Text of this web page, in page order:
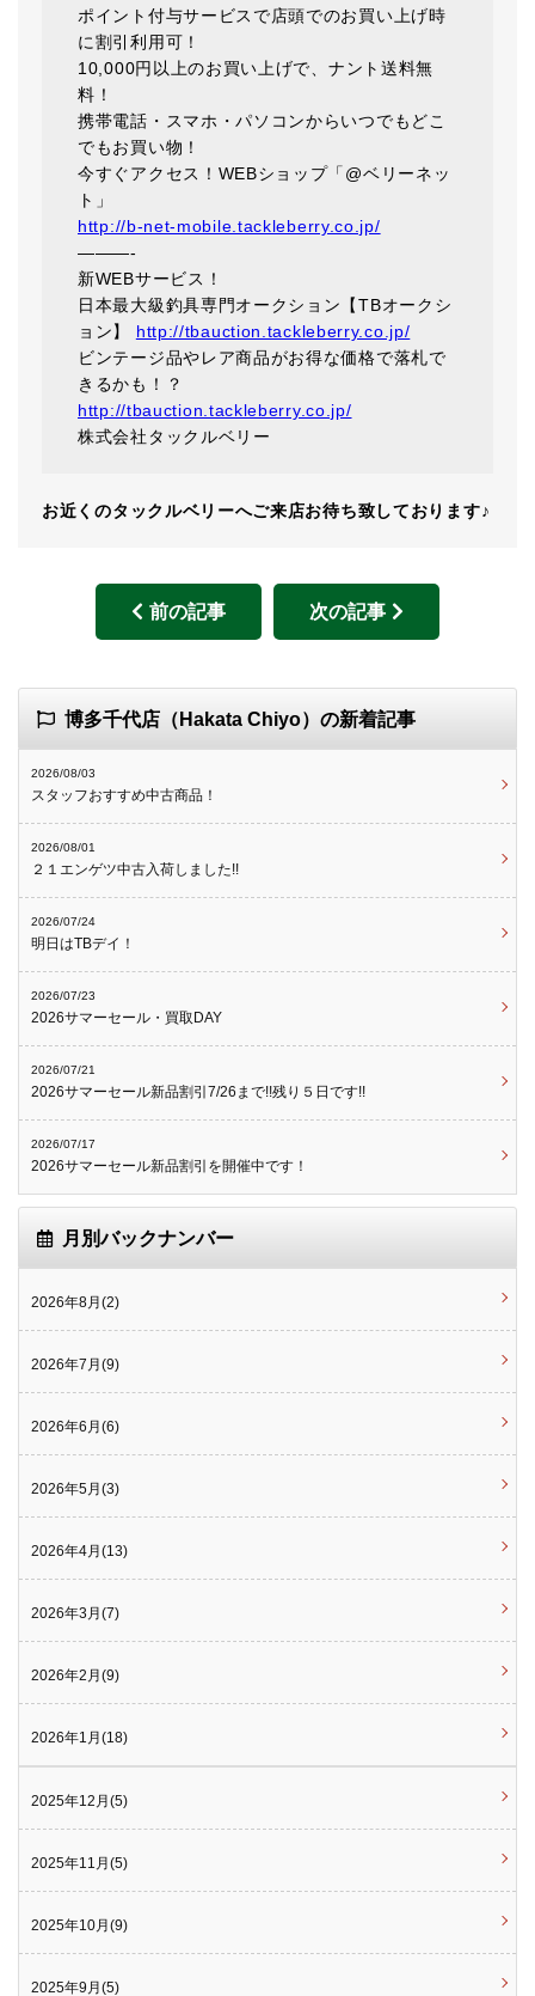
ポイント付与サービスで店頭でのお買い上げ時
に割引利用可！
10,000円以上のお買い上げで、ナント送料無
料！
携帯電話・スマホ・パソコンからいつでもどこ
でもお買い物！
今すぐアクセス！WEBショップ「@ベリーネッ
ト」
http://b-net-mobile.tackleberry.co.jp/
———-
新WEBサービス！
日本最大級釣具専門オークション【TBオークシ
ョン】 http://tbauction.tackleberry.co.jp/
ビンテージ品やレア商品がお得な価格で落札で
きるかも！？
http://tbauction.tackleberry.co.jp/
株式会社タックルベリー
お近くのタックルベリーへご来店お待ち致しております♪
前の記事 次の記事
博多千代店（Hakata Chiyo）の新着記事
2026/08/03
スタッフおすすめ中古商品！
2026/08/01
２１エンゲツ中古入荷しました!!
2026/07/24
明日はTBデイ！
2026/07/23
2026サマーセール・買取DAY
2026/07/21
2026サマーセール新品割引7/26まで!!残り５日です!!
2026/07/17
2026サマーセール新品割引を開催中です！
月別バックナンバー
2026年8月(2)
2026年7月(9)
2026年6月(6)
2026年5月(3)
2026年4月(13)
2026年3月(7)
2026年2月(9)
2026年1月(18)
2025年12月(5)
2025年11月(5)
2025年10月(9)
2025年9月(5)